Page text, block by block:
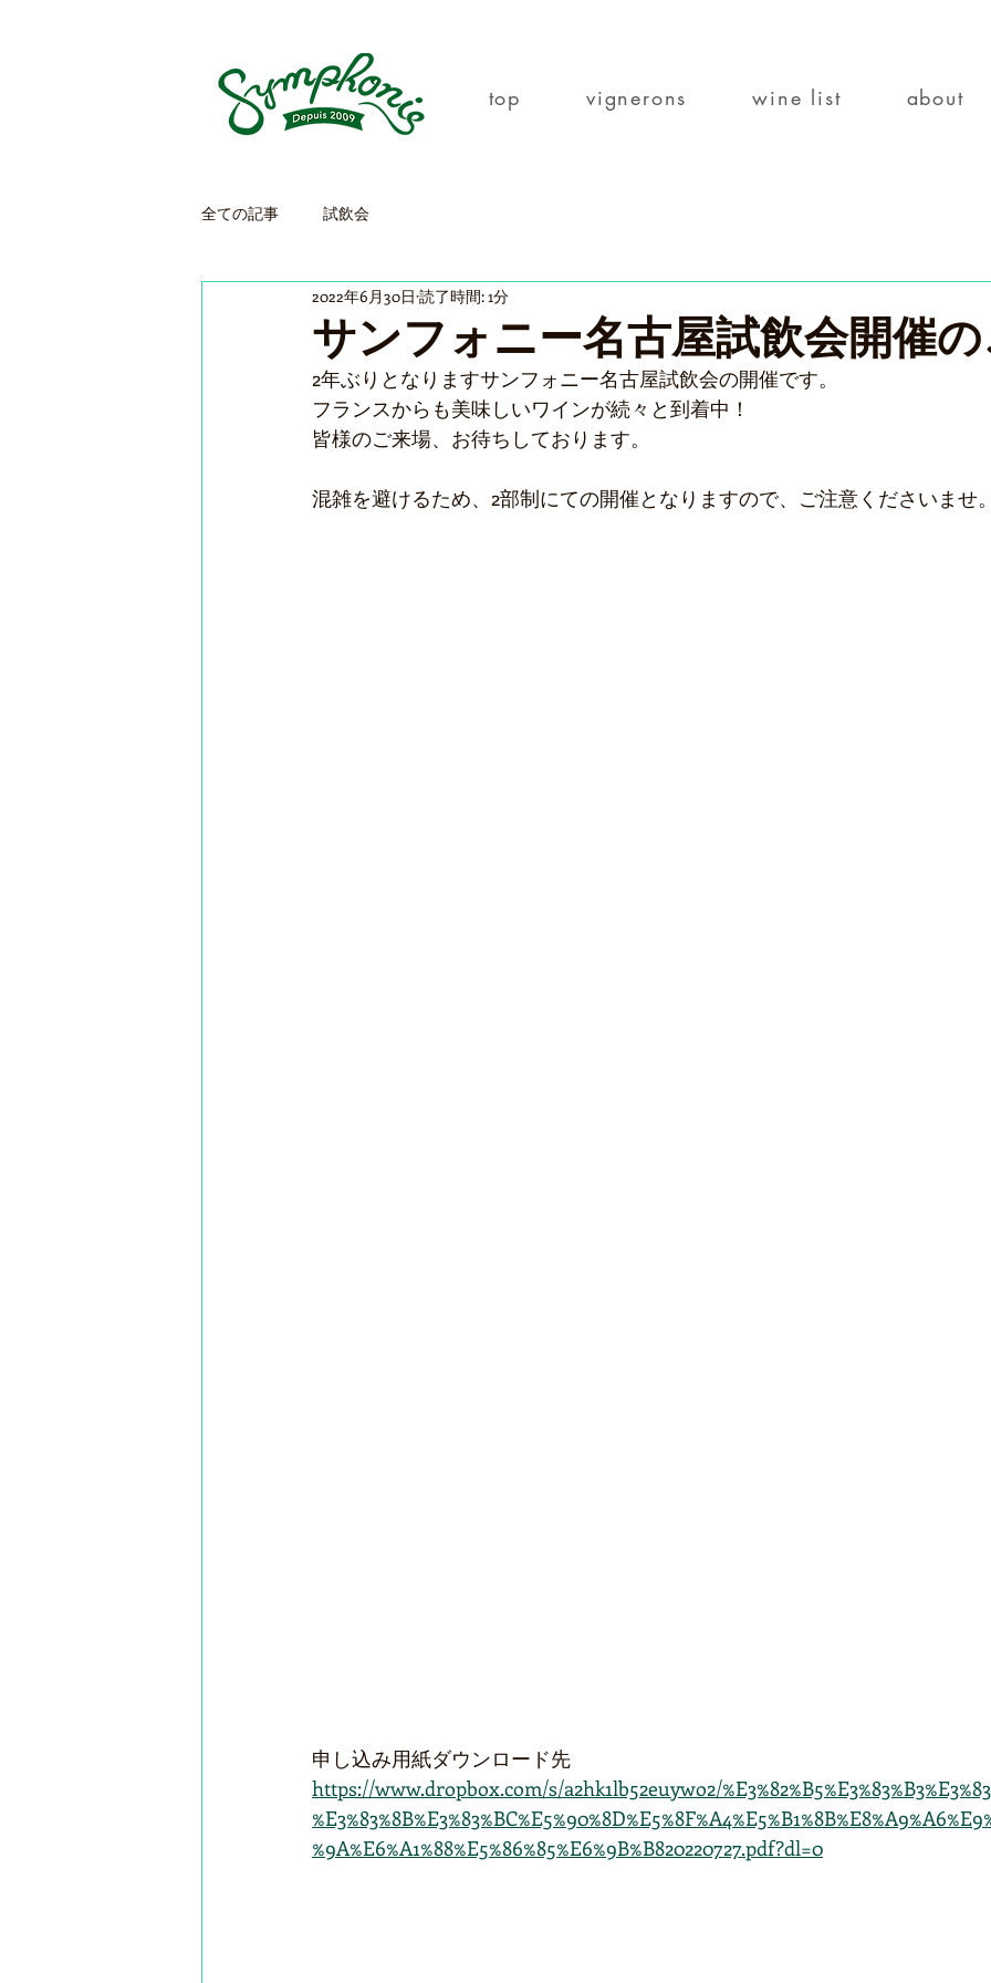
top vignerons wine list about
全ての記事 試飲会
サンフォニー名古屋試飲会開催
2022年6月30日 読了時間: 1分
2年ぶりとなりますサンフォニー名古屋試飲会の開催です。
フランスからも美味しいワインが続々と到着中！
皆様のご来場、お待ちしております。
混雑を避けるため、2部制にての開催となりますので、ご注意くださいませ
申し込み用紙ダウンロード先
https://www.dropbox.com/s/a2hk1lb52euywo2/
%9A%E6%A1%88%E5%86%85%E6%9B%B820220727.pdf?dl=0